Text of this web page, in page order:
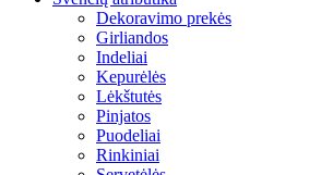
Dekoravimo prekės
Girliandos
Indeliai
Kepurėlės
Lėkštutės
Pinjatos
Puodeliai
Rinkiniai